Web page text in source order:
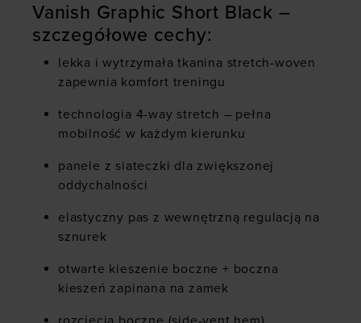
Vanish Graphic Short Black –
szczegółowe cechy:
lekka i wytrzymała tkanina stretch-woven
zapewnia komfort treningu
technologia 4-way stretch – pełna
mobilność w każdym kierunku
panele z siateczki dla zwiększonej
oddychalności
elastyczny pas z wewnętrzną regulacją na
sznurek
otwarte kieszenie boczne + boczna
kieszeń zapinana na zamek